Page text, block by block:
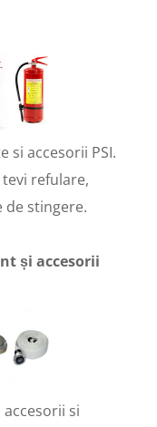
si accesorii PSI.
tevi refulare,
stingere.
și accesorii
accesorii si